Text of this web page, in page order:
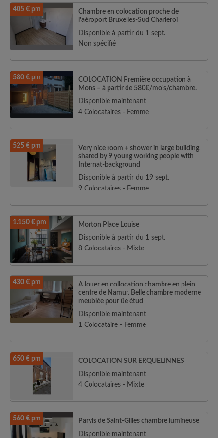
405 € pm
Chambre en colocation proche de
l'aéroport Bruxelles-Sud Charleroi
Disponible à partir du 1 sept.
Non spécifié
580 € pm
COLOCATION Première occupation à
Mons – à partir de 580€/mois/chambre.
Disponible maintenant
4 Colocataires - Femme
525 € pm
Very nice room + shower in large building,
shared by 9 young working people with
Internat-background
Disponible à partir du 19 sept.
9 Colocataires - Femme
1.150 € pm
Morton Place Louise
Disponible à partir du 1 sept.
8 Colocataires - Mixte
430 € pm
A louer en collocation chambre en plein
centre de Namur. Belle chambre moderne
meublée pour ûe étud
Disponible maintenant
1 Colocataire - Femme
650 € pm
COLOCATION SUR ERQUELINNES
Disponible maintenant
4 Colocataires - Mixte
560 € pm
Parvis de Saint-Gilles chambre lumineuse
Disponible maintenant